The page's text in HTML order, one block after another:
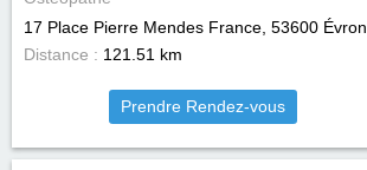
17 Place Pierre Mendes France, 53600 Évron
Distance : 121.51 km
Prendre Rendez-vous